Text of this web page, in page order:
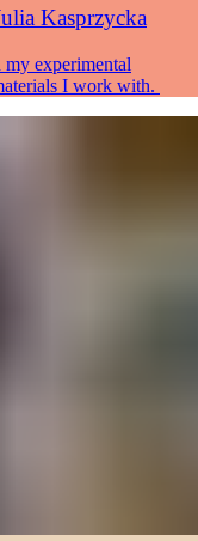
Kasprzycka
experimental
I work with.